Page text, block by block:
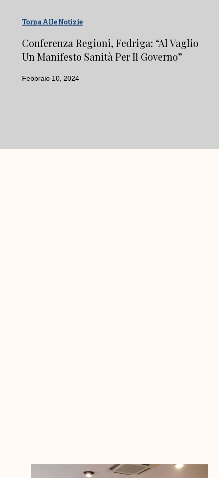
Torna Alle Notizie
Conferenza Regioni, Fedriga: “Al Vaglio
Un Manifesto Sanità Per Il Governo”
Febbraio 10, 2024